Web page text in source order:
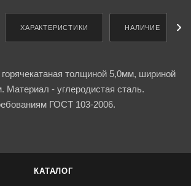
ХАРАКТЕРИСТИКИ НАЛИЧИЕ
толщиной 5,0мм, шириной
Материал - углеродистая сталь.
ГОСТ 103-2006.
КАТАЛОГ